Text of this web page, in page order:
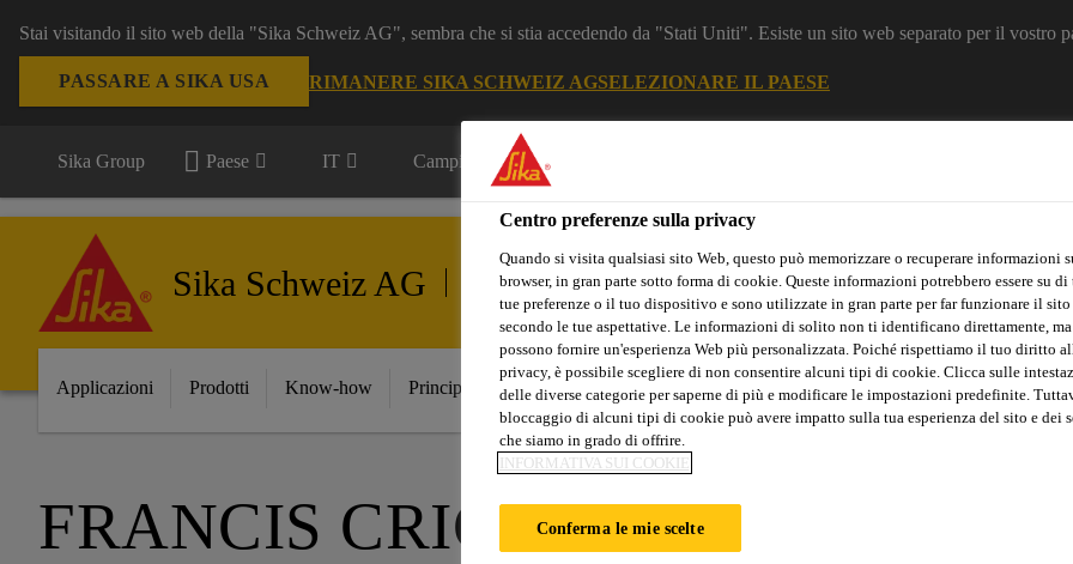
Stai visitando il sito web della "Sika Schweiz AG", sembra che si stia accedendo da "Stati Uniti". Esiste un sito web separato per il vostro
PASSARE A SIKA USA RIMANERE SIKA SCHWEIZ AGSELEZIONARE IL PAESE
Sika Group Paese IT Campi d'applicazione
Sika Schweiz AG Componenti per le Costruzioni
Applicazioni Prodotti Know-how Principali Innovazioni Calcolatore giunti Referenze Globali Servizi
FRANCIS CRICK INSTITUTE
Centro preferenze sulla privacy
Quando si visita qualsiasi sito Web, questo può memorizzare o recuperare informazioni
browser, in gran parte sotto forma di cookie. Queste informazioni potrebbero essere su di
tue preferenze o il tuo dispositivo e sono utilizzate in gran parte per far funzionare il sito
secondo le tue aspettative. Le informazioni di solito non ti identificano direttamente, ma
possono fornire un'esperienza Web più personalizzata. Poiché rispettiamo il tuo diritto
privacy, è possibile scegliere di non consentire alcuni tipi di cookie. Clicca sulle
delle diverse categorie per saperne di più e modificare le impostazioni predefinite.
bloccaggio di alcuni tipi di cookie può avere impatto sulla tua esperienza del sito e dei
che siamo in grado di offrire.
INFORMATIVA SUI COOKIE
Conferma le mie scelte